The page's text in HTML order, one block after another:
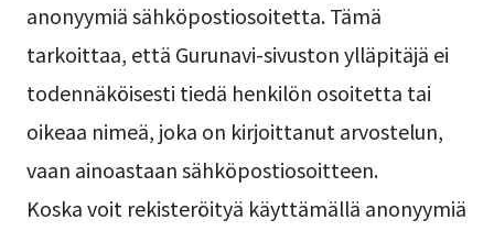
anonyymiä sähköpostiosoitetta. Tämä
tarkoittaa, että Gurunavi-sivuston ylläpitäjä ei
todennäköisesti tiedä henkilön osoitetta tai
oikeaa nimeä, joka on kirjoittanut arvostelun,
vaan ainoastaan sähköpostiosoitteen.
Koska voit rekisteröityä käyttämällä anonyymiä